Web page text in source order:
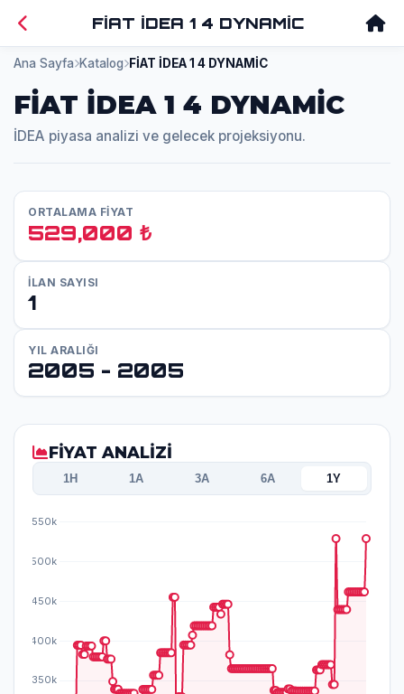
FİAT İDEA 1 4 DYNAMİC
Ana Sayfa Katalog FİAT İDEA 1 4 DYNAMİC
FİAT İDEA 1 4 DYNAMİC
İDEA piyasa analizi ve gelecek projeksiyonu.
ORTALAMA FİYAT
529,000 ₺
İLAN SAYISI
1
YIL ARALIĞI
2005 - 2005
FİYAT ANALİZİ
1H 1A 3A 6A 1Y